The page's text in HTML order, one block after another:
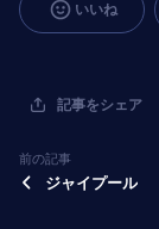
いいね
記事をシェア
前の記事
ジャイプール